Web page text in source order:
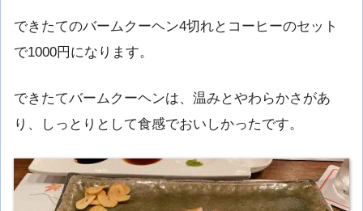
できたてのバームクーヘン4切れとコーヒーのセット
で1000円になります。
できたてバームクーヘンは、温みとやわらかさがあ
り、しっとりとして食感でおいしかったです。